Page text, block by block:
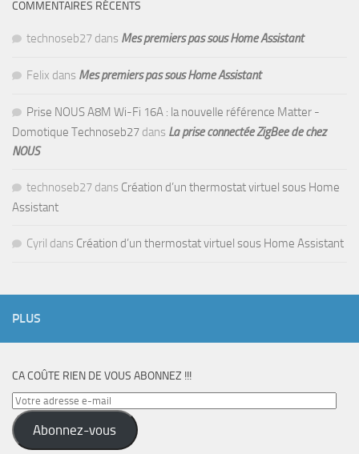
COMMENTAIRES RÉCENTS
technoseb27 dans Mes premiers pas sous Home Assistant
Felix dans Mes premiers pas sous Home Assistant
Prise NOUS A8M Wi-Fi 16A : la nouvelle référence Matter -
Domotique Technoseb27 dans La prise connectée ZigBee de chez
NOUS
technoseb27 dans Création d’un thermostat virtuel sous Home
Assistant
Cyril dans Création d’un thermostat virtuel sous Home Assistant
PLUS
CA COÛTE RIEN DE VOUS ABONNEZ !!!
Votre
adresse
e-
Abonnez-vous